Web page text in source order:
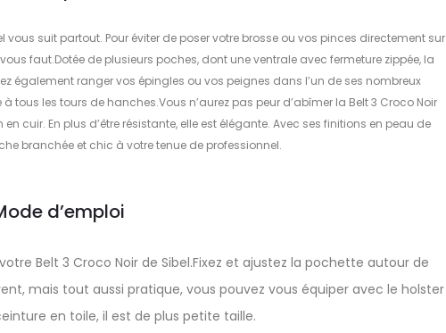
suit partout. Pour éviter de poser votre brosse ou vos pinces directement sur
faut.Dotée de plusieurs poches, dont une ventrale avec fermeture zippée, la
également ranger vos épingles ou vos peignes dans l’un de ses nombreux
les tours de hanches.Vous n’aurez pas peur d’abîmer la Belt 3 Croco Noir
cuir. En plus d’être résistante, elle est élégante. Avec ses finitions en peau de
branchée et chic à votre tenue de professionnel.
d’emploi
Belt 3 Croco Noir de Sibel.Fixez et ajustez la pochette autour de
mais tout aussi pratique, vous pouvez vous équiper avec le holster
en toile, il est de plus petite taille.